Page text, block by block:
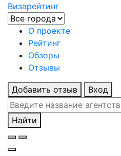
Визарейтинг
О проекте
Рейтинг
Обзоры
Отзывы
Добавить отзыв Вход
Найти